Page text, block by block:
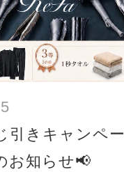
引きキャンペー
お知らせ📢